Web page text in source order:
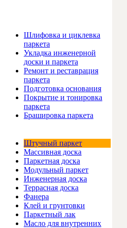
Шлифовка и циклевка
паркета
Укладка инженерной
доски и паркета
Ремонт и реставрация
паркета
Подготовка основания
Покрытие и тонировка
паркета
Брашировка паркета
Штучный паркет
Массивная доска
Паркетная доска
Модульный паркет
Инженерная доска
Террасная доска
Фанера
Клей и грунтовки
Паркетный лак
Масло для внутренних